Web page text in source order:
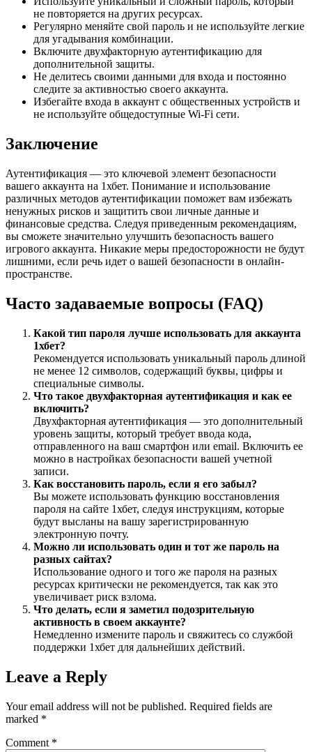
не повторяется на других ресурсах.
Регулярно меняйте свой пароль и не используйте легкие
для угадывания комбинации.
Включите двухфакторную аутентификацию для
дополнительной защиты.
Не делитесь своими данными для входа и постоянно
следите за активностью своего аккаунта.
Избегайте входа в аккаунт с общественных устройств и
не используйте общедоступные Wi-Fi сети.
Заключение
Аутентификация — это ключевой элемент безопасности
вашего аккаунта на 1хбет. Понимание и использование
различных методов аутентификации поможет вам избежать
ненужных рисков и защитить свои личные данные и
финансовые средства. Следуя приведенным рекомендациям,
вы сможете значительно улучшить безопасность вашего
игрового аккаунта. Никакие меры предосторожности не будут
лишними, если речь идет о вашей безопасности в онлайн-
пространстве.
Часто задаваемые вопросы (FAQ)
Какой тип пароля лучше использовать для аккаунта
1хбет?
Рекомендуется использовать уникальный пароль длиной
не менее 12 символов, содержащий буквы, цифры и
специальные символы.
Что такое двухфакторная аутентификация и как ее
включить?
Двухфакторная аутентификация — это дополнительный
уровень защиты, который требует ввода кода,
отправленного на ваш смартфон или email. Включить ее
можно в настройках безопасности вашей учетной
записи.
Как восстановить пароль, если я его забыл?
Вы можете использовать функцию восстановления
пароля на сайте 1хбет, следуя инструкциям, которые
будут высланы на вашу зарегистрированную
электронную почту.
Можно ли использовать один и тот же пароль на
разных сайтах?
Использование одного и того же пароля на разных
ресурсах критически не рекомендуется, так как это
увеличивает риск взлома.
Что делать, если я заметил подозрительную
активность в своем аккаунте?
Немедленно измените пароль и свяжитесь со службой
поддержки 1хбет для дальнейших действий.
Leave a Reply
Your email address will not be published. Required fields are
marked *
Comment *